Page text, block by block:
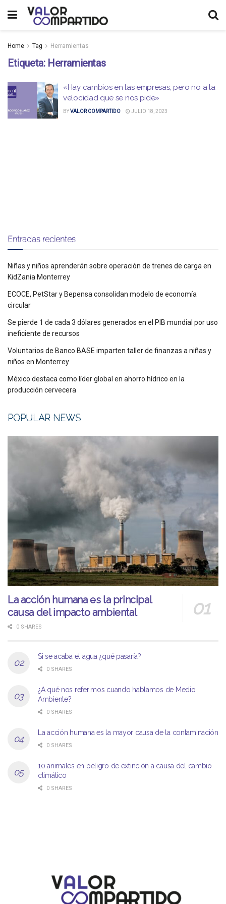
Home Tag Herramientas
Etiqueta: Herramientas
«Hay cambios en las empresas, pero no a la
velocidad que se nos pide»
BYVALOR COMPARTIDO JULIO 18, 2023
Entradas recientes
Niñas y niños aprenderán sobre operación de trenes de carga en
KidZania Monterrey
ECOCE, PetStar y Bepensa consolidan modelo de economía
circular
Se pierde 1 de cada 3 dólares generados en el PIB mundial por uso
ineficiente de recursos
Voluntarios de Banco BASE imparten taller de finanzas a niñas y
niños en Monterrey
México destaca como líder global en ahorro hídrico en la
producción cervecera
POPULAR NEWS
La acción humana es la principal
causa del impacto ambiental
0 SHARES
Si se acaba el agua ¿qué pasaría?
0 SHARES
¿A qué nos referimos cuando hablamos de Medio
Ambiente?
0 SHARES
La acción humana es la mayor causa de la contaminación
0 SHARES
10 animales en peligro de extinción a causa del cambio
climático
0 SHARES